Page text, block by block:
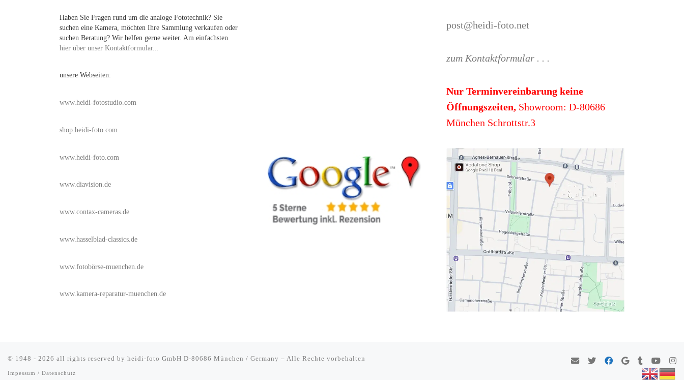
Haben Sie Fragen rund um die analoge Fototechnik? Sie
suchen eine Kamera, möchten Ihre Sammlung verkaufen oder
suchen Beratung? Wir helfen gerne weiter. Am einfachsten
hier über unser Kontaktformular...
unsere Webseiten:
www.heidi-fotostudio.com
shop.heidi-foto.com
www.heidi-foto.com
www.diavision.de
www.contax-cameras.de
www.hasselblad-classics.de
www.fotobörse-muenchen.de
www.kamera-reparatur-muenchen.de
post@heidi-foto.net
zum Kontaktformular . . .
Nur Terminvereinbarung keine
Öffnungszeiten, Showroom: D-80686
München Schrottstr.3
© 1948 - 2026 all rights reserved by heidi-foto GmbH D-80686 München / Germany – Alle Rechte vorbehalten
Impessum / Datenschutz